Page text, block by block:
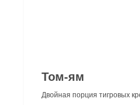
Том-ям
Двойная порция тигровых
Мы открыты с 11.00 до 23.00